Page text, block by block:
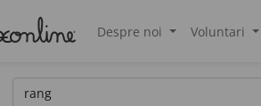
Despre noi Voluntari